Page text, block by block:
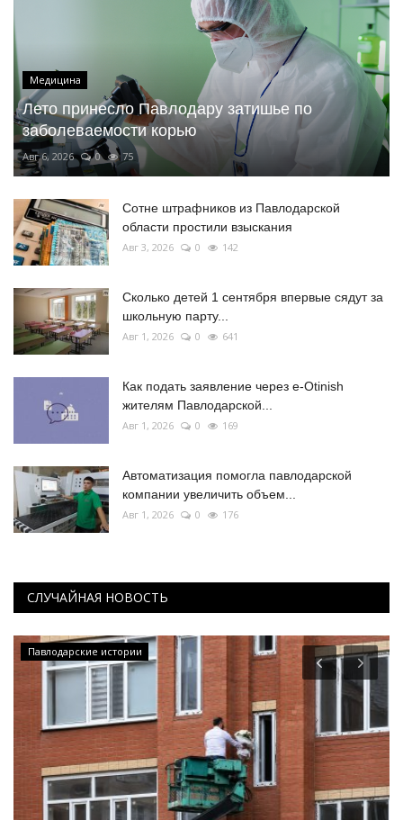
Медицина
Лето принесло Павлодару затишье по
заболеваемости корью
Авг 6, 2026 0 75
Сотне штрафников из Павлодарской
области простили взыскания
Авг 3, 2026 0 142
Сколько детей 1 сентября впервые сядут за
школьную парту...
Авг 1, 2026 0 641
Как подать заявление через e-Otinish
жителям Павлодарской...
Авг 1, 2026 0 169
Автоматизация помогла павлодарской
компании увеличить объем...
Авг 1, 2026 0 176
СЛУЧАЙНАЯ НОВОСТЬ
Павлодарские истории